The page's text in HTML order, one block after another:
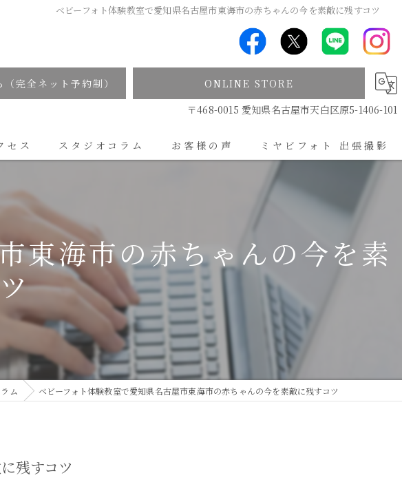
ベビーフォト体験教室で愛知県名古屋市東海市の赤ちゃんの今を素敵に残すコツ
完全ネット予約制）
ONLINE STORE
〒468-0015 愛知県名古屋市天白区原5-1406-101
セス スタジオコラム お客様の声 ミヤビフォト 出張撮影
出張撮影について
東海市の赤ちゃんの今を素
ム ベビーフォト体験教室で愛知県名古屋市東海市の赤ちゃんの今を素敵に残すコツ
残すコツ